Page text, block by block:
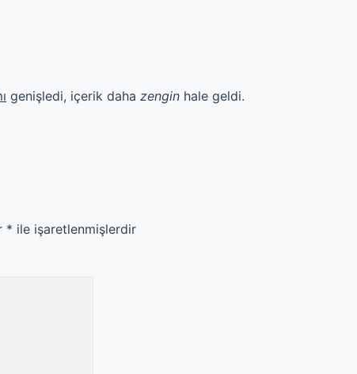
genişledi, içerik daha zengin hale geldi.
* ile işaretlenmişlerdir